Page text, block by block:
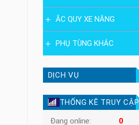
ẮC QUY XE NÂNG
PHỤ TÙNG KHÁC
DỊCH VỤ
THỐNG KÊ TRUY CẬP
Đang online:
0